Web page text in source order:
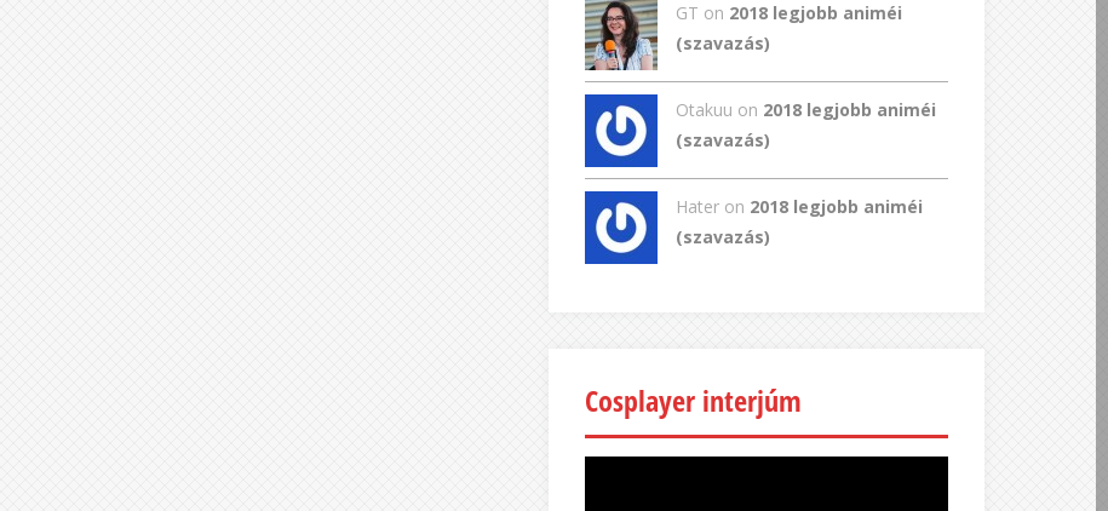
GT on 2018 legjobb animéi
(szavazás)
Otakuu on 2018 legjobb animéi
(szavazás)
Hater on 2018 legjobb animéi
(szavazás)
Cosplayer interjúm